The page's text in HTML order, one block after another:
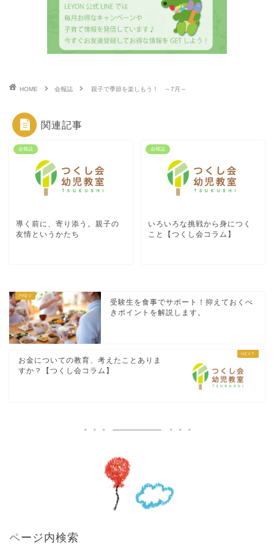
HOME 会報誌 親子で季節を楽しもう！ ～7月～
関連記事
会報誌
導く前に、寄り添う。親子の
友情というかたち
会報誌
いろいろな挑戦から身につく
こと【つくし会コラム】
受験生を食事でサポート！抑えておくべ
きポイントを解説します。
お金についての教育、考えたことありま
すか？【つくし会コラム】
ページ内検索